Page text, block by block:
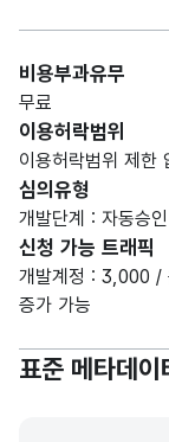
비용부과유무
무료
이용허락범위
이용허락범위 제한
심의유형
개발단계 : 자동승
신청 가능 트래픽
개발계정 : 3,000 /
증가 가능
표준 메타데이